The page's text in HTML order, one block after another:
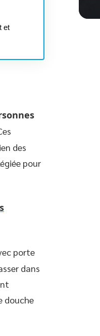
et
des
pour
porte
dans
douche